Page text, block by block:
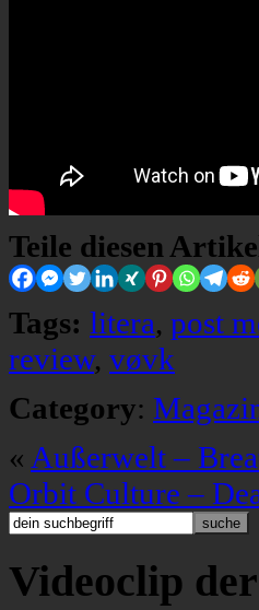
Teile diesen
Tags: litera, post
review, vøvk
Category:
« Außerwelt –
Orbit Culture –
Videoclip